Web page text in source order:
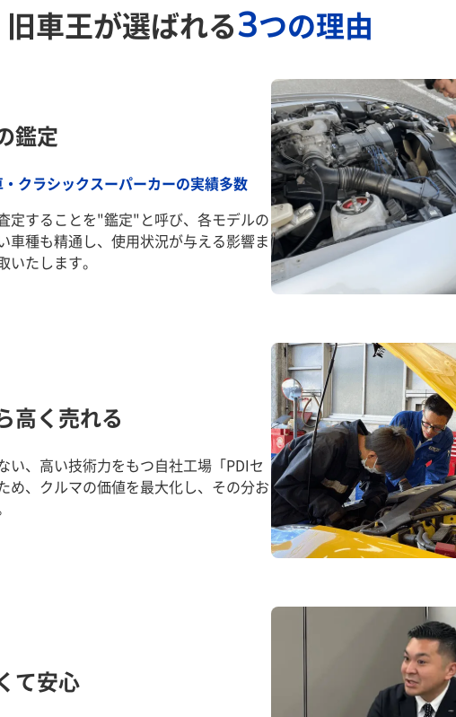
旧車王が選ばれる3つの理由
鑑定
クラシックスーパーカーの実績多数
定することを"鑑定"と呼び、各モデルの
車種も精通し、使用状況が与える影響ま
たします。
高く売れる
い、高い技術力をもつ自社工場「PDIセ
め、クルマの価値を最大化し、その分お
て安心